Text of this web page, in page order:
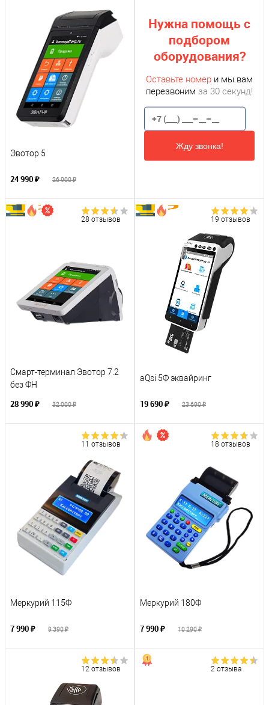
Эвотор 5
24 990 ₽ 26 900 ₽
Нужна помощь с
подбором
оборудования?
Оставьте номер и мы вам
перезвоним за 30 секунд!
Жду звонка!
28 отзывов
Смарт-терминал Эвотор 7.2
без ФН
28 990 ₽ 32 000 ₽
19 отзывов
aQsi 5Ф эквайринг
19 690 ₽ 23 690 ₽
11 отзывов
Меркурий 115Ф
7 990 ₽ 9 390 ₽
18 отзывов
Меркурий 180Ф
7 990 ₽ 10 290 ₽
12 отзывов 2 отзыва